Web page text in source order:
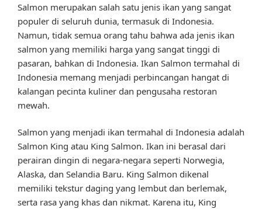
Salmon merupakan salah satu jenis ikan yang sangat
populer di seluruh dunia, termasuk di Indonesia.
Namun, tidak semua orang tahu bahwa ada jenis ikan
salmon yang memiliki harga yang sangat tinggi di
pasaran, bahkan di Indonesia. Ikan Salmon termahal di
Indonesia memang menjadi perbincangan hangat di
kalangan pecinta kuliner dan pengusaha restoran
mewah.
Salmon yang menjadi ikan termahal di Indonesia adalah
Salmon King atau King Salmon. Ikan ini berasal dari
perairan dingin di negara-negara seperti Norwegia,
Alaska, dan Selandia Baru. King Salmon dikenal
memiliki tekstur daging yang lembut dan berlemak,
serta rasa yang khas dan nikmat. Karena itu, King